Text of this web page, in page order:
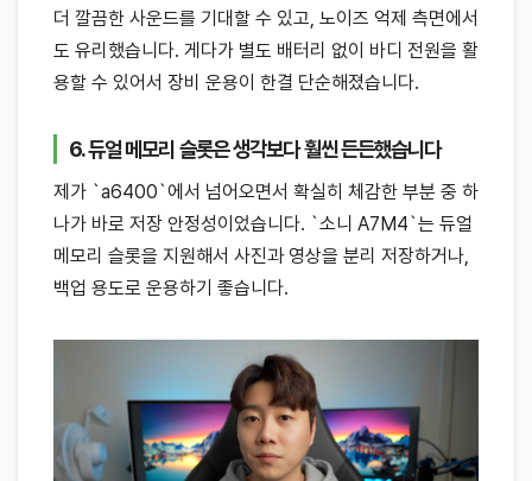
더 깔끔한 사운드를 기대할 수 있고, 노이즈 억제 측면에서
도 유리했습니다. 게다가 별도 배터리 없이 바디 전원을 활
용할 수 있어서 장비 운용이 한결 단순해졌습니다.
6. 듀얼 메모리 슬롯은 생각보다 훨씬 든든했습니다
제가 `a6400`에서 넘어오면서 확실히 체감한 부분 중 하
나가 바로 저장 안정성이었습니다. `소니 A7M4`는 듀얼
메모리 슬롯을 지원해서 사진과 영상을 분리 저장하거나,
백업 용도로 운용하기 좋습니다.